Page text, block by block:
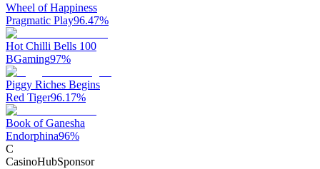
Wheel of Happiness
Pragmatic Play96.47%
Hot Chilli Bells 100
BGaming97%
Piggy Riches Begins
Red Tiger96.17%
Book of Ganesha
Endorphina96%
C
CasinoHubSponsor